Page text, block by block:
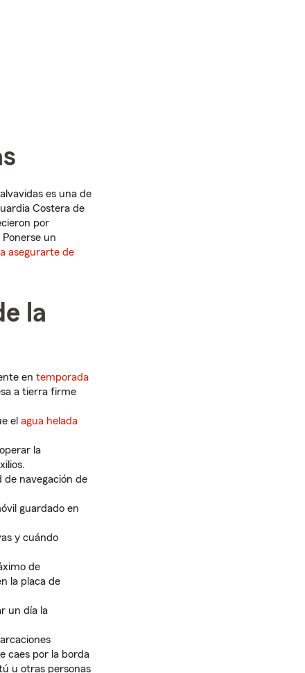
es una de
Costera de
por
Ponerse un
asegurarte de
la
en temporada
a tierra firme
el agua helada
la
de navegación de
guardado en
y cuándo
de
la placa de
un día la
caes por la borda
u otras personas